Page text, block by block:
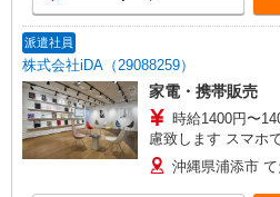
派遣社員
株式会社iDA（29088259）
家電・携帯販売
時給1400円〜
慮致します スマホ
け取れます（※上限
規定によりガソリ
沖縄県浦添市